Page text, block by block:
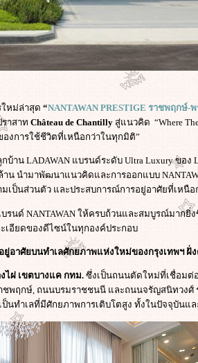
หม่ล่าสุด “NANTAWAN PRESTIGE ราชพฤกษ์-
าสาท Château de Chantilly สู่แนวคิด “Where
งการใช้ชีวิตที่เหนือกว่าในทุกมิติ”
LADAWAN แบรนด์ระดับ Ultra Luxury ของ
น นำมาพัฒนาแนวคิดและการออกแบบ
ป็นส่วนตัว และประสบการณ์การอยู่อาศัยที่เหนือ
นด์ NANTAWAN ให้ครบถ้วนและสมบูรณ์มากยิ่
เอียดของดีไซน์ในทุกองค์ประกอบ
รอยู่อาศัยบนทำเลศักยภาพแห่งใหม่ของกรุงเทพฯ ฝั่
ผ่ เขตบางแค กทม. ซึ่งเป็นถนนตัดใหม่ที่เชื่อมต่
พฤกษ์, ถนนบรมราชชนนี และถนนจรัญสนิทวงศ์
ป็นทำเลที่มีศักยภาพการเติบโตสูง ทั้งในปัจจุบันแ